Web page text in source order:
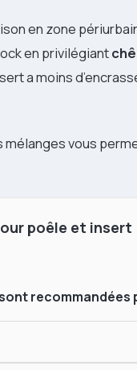
en zone
en privilégiant
a moins
vous
poêle et insert